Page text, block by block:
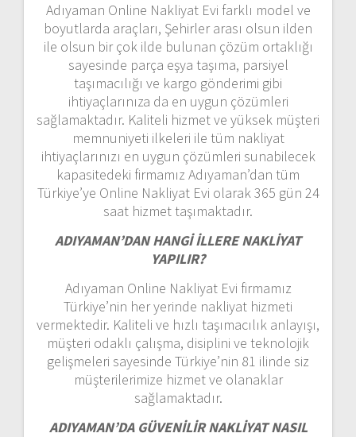
Adıyaman Online Nakliyat Evi farklı model ve
boyutlarda araçları, Şehirler arası olsun ilden
ile olsun bir çok ilde bulunan çözüm ortaklığı
sayesinde parça eşya taşıma, parsiyel
taşımacılığı ve kargo gönderimi gibi
ihtiyaçlarınıza da en uygun çözümleri
sağlamaktadır. Kaliteli hizmet ve yüksek müşteri
memnuniyeti ilkeleri ile tüm nakliyat
ihtiyaçlarınızı en uygun çözümleri sunabilecek
kapasitedeki firmamız Adıyaman’dan tüm
Türkiye’ye Online Nakliyat Evi olarak 365 gün 24
saat hizmet taşımaktadır.
ADIYAMAN’DAN HANGİ İLLERE NAKLİYAT
YAPILIR?
Adıyaman Online Nakliyat Evi firmamız
Türkiye’nin her yerinde nakliyat hizmeti
vermektedir. Kaliteli ve hızlı taşımacılık anlayışı,
müşteri odaklı çalışma, disiplini ve teknolojik
gelişmeleri sayesinde Türkiye’nin 81 ilinde siz
müşterilerimize hizmet ve olanaklar
sağlamaktadır.
ADIYAMAN’DA GÜVENİLİR NAKLİYAT NASIL